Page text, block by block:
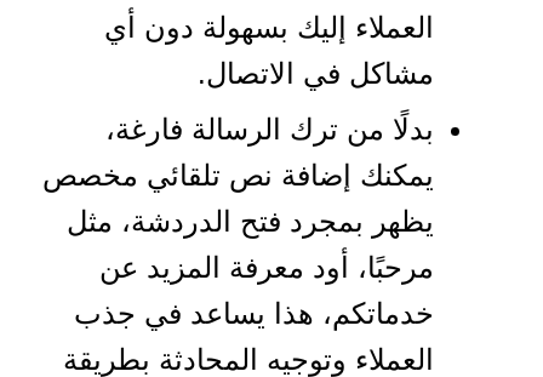
العملاء إليك بسهولة دون أي
مشاكل في الاتصال.
بدلًا من ترك الرسالة فارغة،
يمكنك إضافة نص تلقائي مخصص
يظهر بمجرد فتح الدردشة، مثل
مرحبًا، أود معرفة المزيد عن
خدماتكم، هذا يساعد في جذب
العملاء وتوجيه المحادثة بطريقة